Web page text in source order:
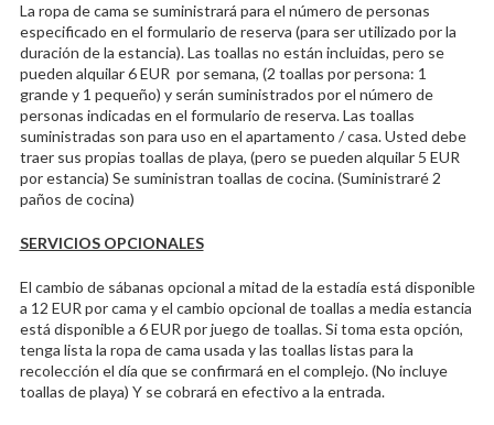
La ropa de cama se suministrará para el número de personas
especificado en el formulario de reserva (para ser utilizado por la
duración de la estancia). Las toallas no están incluidas, pero se
pueden alquilar 6 EUR por semana, (2 toallas por persona: 1
grande y 1 pequeño) y serán suministrados por el número de
personas indicadas en el formulario de reserva. Las toallas
suministradas son para uso en el apartamento / casa. Usted debe
traer sus propias toallas de playa, (pero se pueden alquilar 5 EUR
por estancia) Se suministran toallas de cocina. (Suministraré 2
paños de cocina)
SERVICIOS OPCIONALES
El cambio de sábanas opcional a mitad de la estadía está disponible
a 12 EUR por cama y el cambio opcional de toallas a media estancia
está disponible a 6 EUR por juego de toallas. Si toma esta opción,
tenga lista la ropa de cama usada y las toallas listas para la
recolección el día que se confirmará en el complejo. (No incluye
toallas de playa) Y se cobrará en efectivo a la entrada.